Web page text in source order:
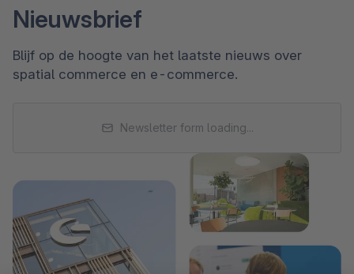
Nieuwsbrief
Blijf op de hoogte van het laatste nieuws over
spatial commerce en e-commerce.
Newsletter form loading...